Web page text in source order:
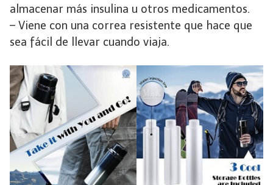
almacenar más insulina u otros medicamentos.
– Viene con una correa resistente que hace que
sea fácil de llevar cuando viaja.